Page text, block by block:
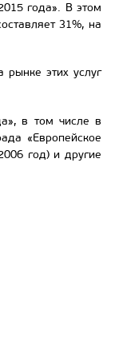
года». В этом
31%, на
этих услуг
в том числе в
«Европейское
год) и другие